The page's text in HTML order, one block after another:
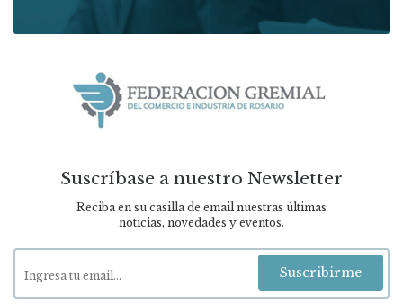
Suscríbase a nuestro Newsletter
Reciba en su casilla de email nuestras últimas
noticias, novedades y eventos.
Suscribirme